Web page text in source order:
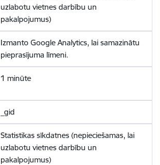
uzlabotu vietnes darbību un
pakalpojumus)
Izmanto Google Analytics, lai samazinātu
pieprasījuma līmeni.
1 minūte
_gid
Statistikas sīkdatnes (nepieciešamas, lai
uzlabotu vietnes darbību un
pakalpojumus)